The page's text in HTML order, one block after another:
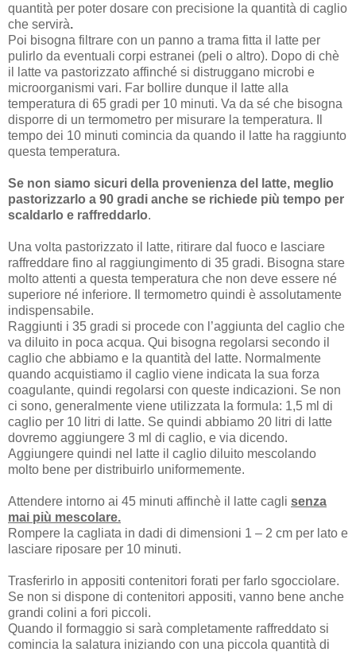
quantità per poter dosare con precisione la quantità di caglio
che servirà.
Poi bisogna filtrare con un panno a trama fitta il latte per
pulirlo da eventuali corpi estranei (peli o altro). Dopo di chè
il latte va pastorizzato affinché si distruggano microbi e
microorganismi vari. Far bollire dunque il latte alla
temperatura di 65 gradi per 10 minuti. Va da sé che bisogna
disporre di un termometro per misurare la temperatura. Il
tempo dei 10 minuti comincia da quando il latte ha raggiunto
questa temperatura.
Se non siamo sicuri della provenienza del latte, meglio
pastorizzarlo a 90 gradi anche se richiede più tempo per
scaldarlo e raffreddarlo.
Una volta pastorizzato il latte, ritirare dal fuoco e lasciare
raffreddare fino al raggiungimento di 35 gradi. Bisogna stare
molto attenti a questa temperatura che non deve essere né
superiore né inferiore. Il termometro quindi è assolutamente
indispensabile.
Raggiunti i 35 gradi si procede con l’aggiunta del caglio che
va diluito in poca acqua. Qui bisogna regolarsi secondo il
caglio che abbiamo e la quantità del latte. Normalmente
quando acquistiamo il caglio viene indicata la sua forza
coagulante, quindi regolarsi con queste indicazioni. Se non
ci sono, generalmente viene utilizzata la formula: 1,5 ml di
caglio per 10 litri di latte. Se quindi abbiamo 20 litri di latte
dovremo aggiungere 3 ml di caglio, e via dicendo.
Aggiungere quindi nel latte il caglio diluito mescolando
molto bene per distribuirlo uniformemente.
Attendere intorno ai 45 minuti affinchè il latte cagli senza
mai più mescolare.
Rompere la cagliata in dadi di dimensioni 1 – 2 cm per lato e
lasciare riposare per 10 minuti.
Trasferirlo in appositi contenitori forati per farlo sgocciolare.
Se non si dispone di contenitori appositi, vanno bene anche
grandi colini a fori piccoli.
Quando il formaggio si sarà completamente raffreddato si
comincia la salatura iniziando con una piccola quantità di